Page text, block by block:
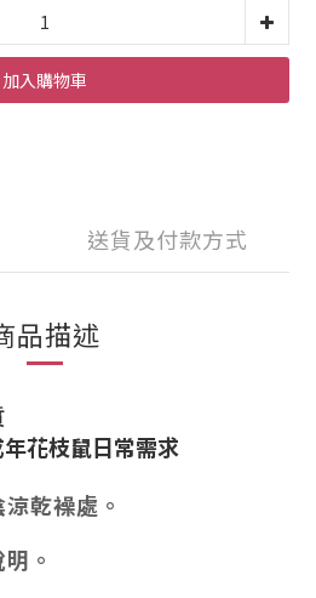
加入購物車
送貨及付款方式
品描述
花枝鼠日常需求
乾襙處。
。